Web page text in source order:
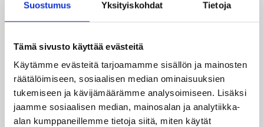
Suostumus Yksityiskohdat Tietoja
Tämä sivusto käyttää evästeitä
Käytämme evästeitä tarjoamamme sisällön ja mainosten
räätälöimiseen, sosiaalisen median ominaisuuksien
tukemiseen ja kävijämäärämme analysoimiseen. Lisäksi
jaamme sosiaalisen median, mainosalan ja analytiikka-
alan kumppaneillemme tietoja siitä, miten käytät
Katso myös